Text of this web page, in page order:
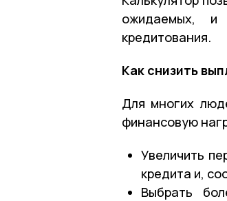
ожидаемых, и
кредитования.
Как снизить
Для многих
финансовую
Увеличить
кредита и,
Выбрать